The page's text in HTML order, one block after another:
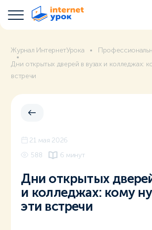
Журнал ИнтернетУрока
Дни открытых дверей в вузах и колледжах:
встречи
21 мая 2026
588
6 минут
Дни открытых
и колледжах: кому
эти встречи